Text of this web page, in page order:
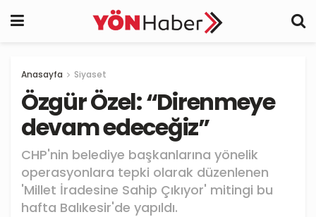
Anasayfa Siyaset
Özgür Özel: “Direnmeye
devam edeceğiz”
CHP'nin belediye başkanlarına yönelik
operasyonlara tepki olarak düzenlenen
'Millet İradesine Sahip Çıkıyor' mitingi bu
hafta Balıkesir'de yapıldı.